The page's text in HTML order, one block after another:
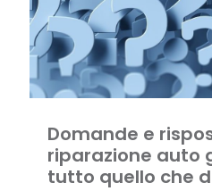
Domande e
riparazione auto
tutto quello che